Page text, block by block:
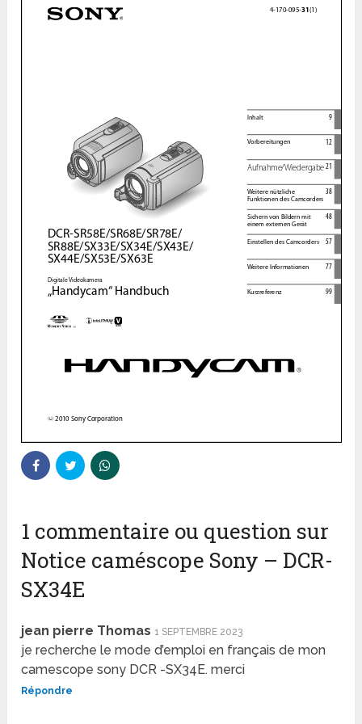
1 commentaire ou question sur
Notice caméscope Sony – DCR-
SX34E
jean pierre Thomas 1 SEPTEMBRE 2023
je recherche le mode d’emploi en français de mon
camescope sony DCR -SX34E. merci
Répondre